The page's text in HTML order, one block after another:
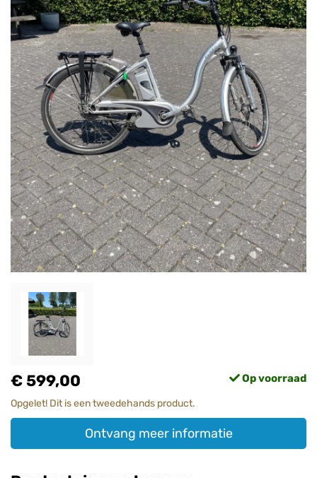
€ 599,00 Op voorraad
Opgelet! Dit is een tweedehands product.
Ontvang meer informatie